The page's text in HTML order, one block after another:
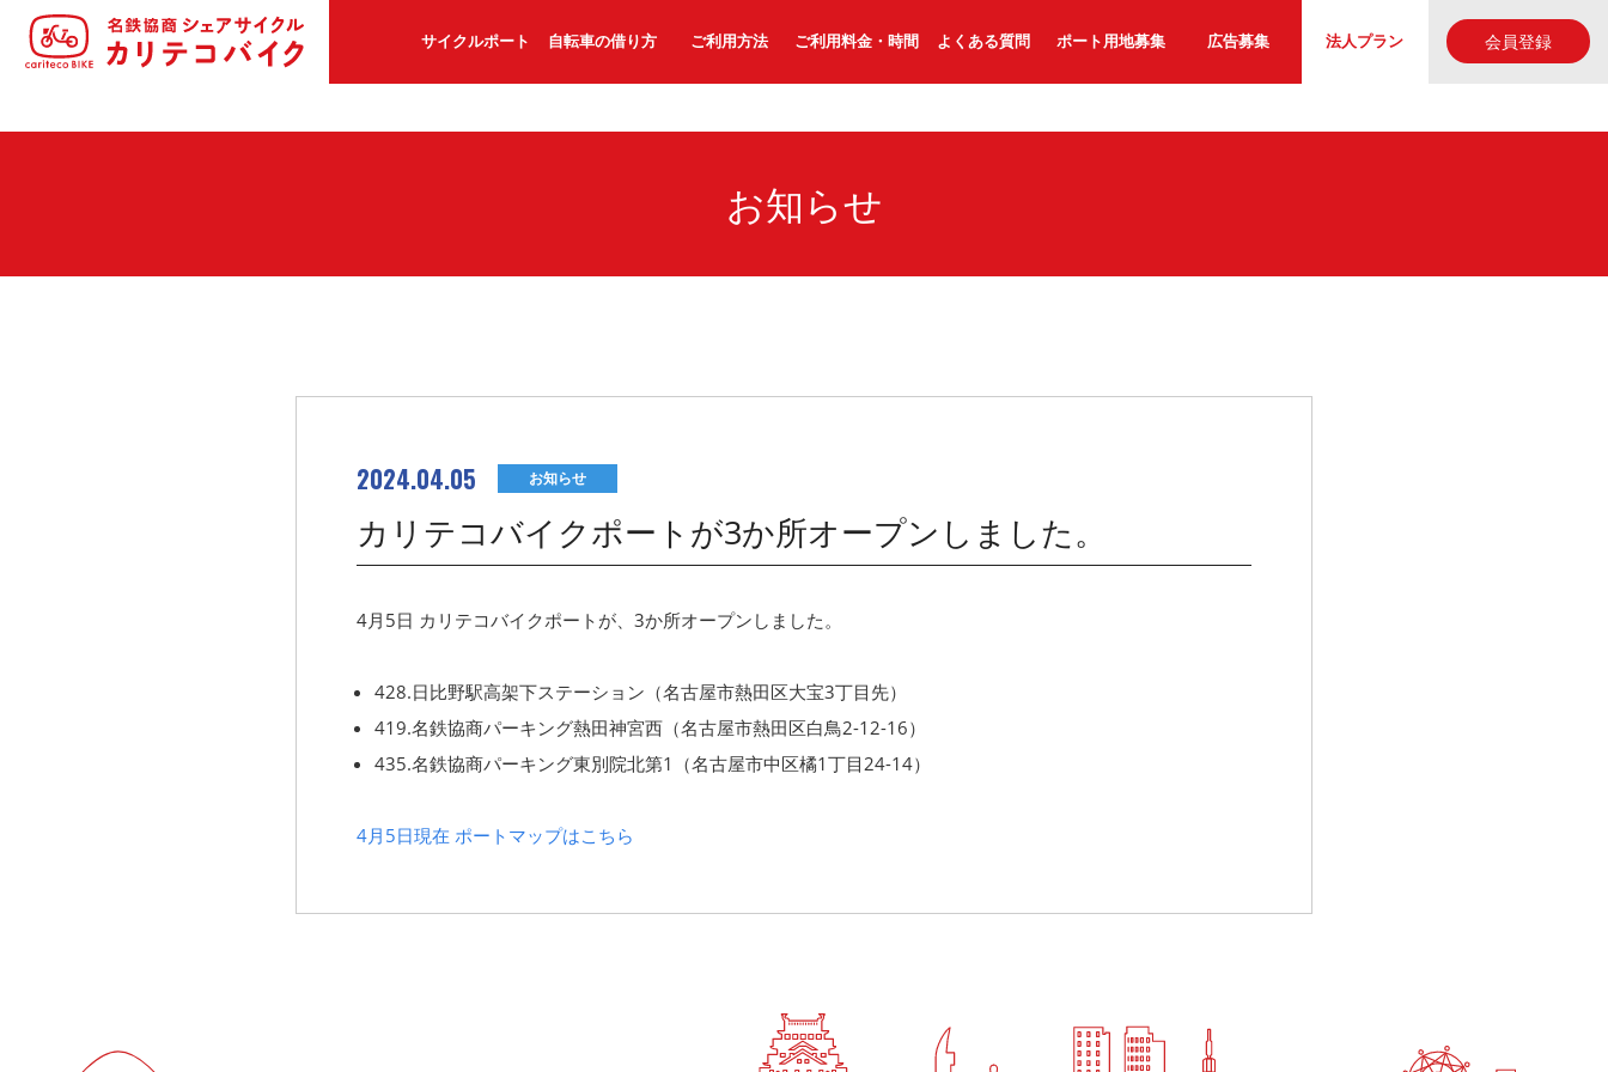
サイクルポート 自転車の借り方 ご利用方法 ご利用料金・時間 よくある質問 ポート用地募集 広告募集 法人プラン 会員登録
お知らせ
2024.04.05 お知らせ
カリテコバイクポートが3か所オープンしました。
4月5日 カリテコバイクポートが、3か所オープンしました。
428.日比野駅高架下ステーション（名古屋市熱田区大宝3丁目先）
419.名鉄協商パーキング熱田神宮西（名古屋市熱田区白鳥2-12-16）
435.名鉄協商パーキング東別院北第1（名古屋市中区橘1丁目24-14）
4月5日現在 ポートマップはこちら